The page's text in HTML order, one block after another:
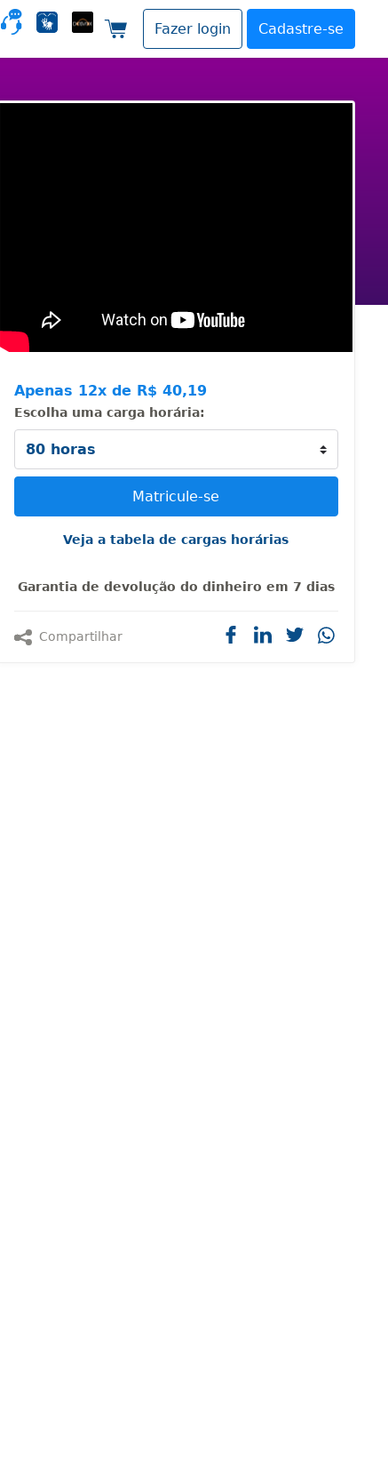
Carrinho de compras
Fazer login Cadastre-se
Apenas 12x de R$ 40,19
Escolha uma carga horária:
Veja a tabela de cargas horárias
Garantia de devolução do dinheiro em 7 dias
Compartilhar